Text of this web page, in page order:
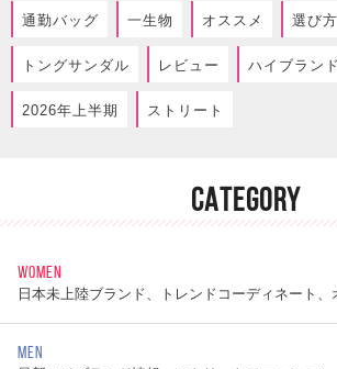
通勤バッグ 一生物 オススメ 選び方
トングサンダル レビュー ハイブランド
2026年上半期 ストリート
CATEGORY
WOMEN
日本未上陸ブランド、トレンドコーディネート、
MEN